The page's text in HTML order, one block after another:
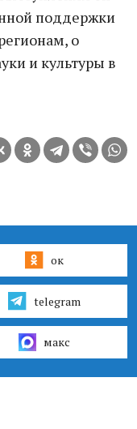
поддержки
о
и культуры в
ок
telegram
макс